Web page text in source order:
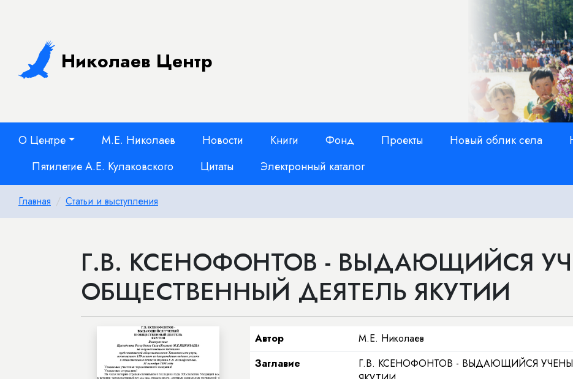
Николаев Центр
О Центре М.Е. Николаев Новости Книги Фонд Проекты Новый облик села
Пятилетие А.Е. Кулаковского
Цитаты Электронный каталог
Главная Статьи и выступления
Г.В. КСЕНОФОНТОВ - ВЫДАЮЩИЙСЯ
ОБЩЕСТВЕННЫЙ ДЕЯТЕЛЬ ЯКУТИИ
Автор
М.Е. Николаев
Заглавие
Г.В. КСЕНОФОНТОВ - ВЫДАЮЩИЙСЯ